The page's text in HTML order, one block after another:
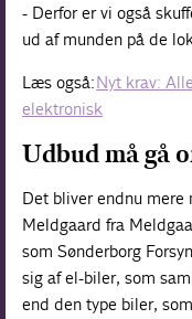
- Derfor er vi også
ud af munden på de
Læs også:Nyt krav:
elektronisk
Udbud må gå
Det bliver endnu
Meldgaard fra
som Sønderborg
sig af el-biler, som
end den type biler,